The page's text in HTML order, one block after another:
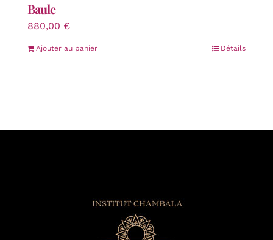
Baule
880,00 €
Ajouter au panier Détails